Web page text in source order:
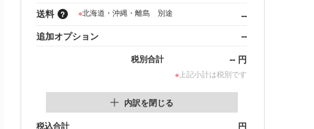
送料
※北海道・沖縄・離島 別途
--
追加オプション
--
税別合計 -- 円
※ 上記小計は税別です
内訳を閉じる
税込合計
円